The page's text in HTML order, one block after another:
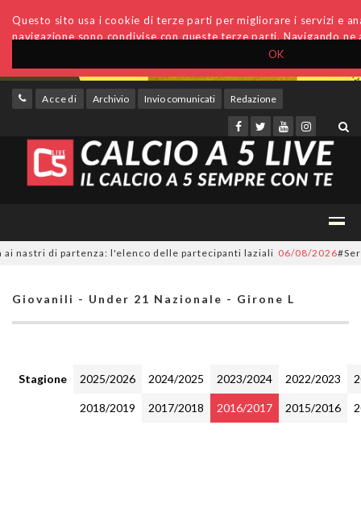
OK
Questo sito usa i cookie di terze parti per migliorare i servizi e
navigazione sono condivise con queste terze parti. Navigando
Accedi Archivio Invio comunicati Redazione
di partenza: l'elenco delle partecipanti laziali 06/08/2026
Giovanili - Under 21 Nazionale - Girone L
Stagione 2025/2026 2024/2025 2023/2024 2022/2023
2018/2019 2017/2018 2016/2017 2015/2016